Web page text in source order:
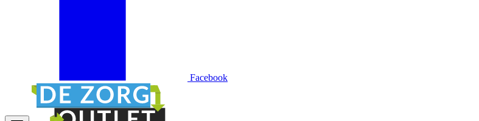
Facebook